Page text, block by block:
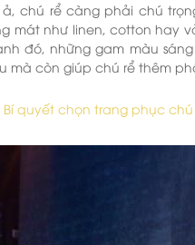
chú rể càng phải chú
mát như linen, cotton hay
đó, những gam màu
mà còn giúp chú rể thêm
Bí quyết chọn trang phục